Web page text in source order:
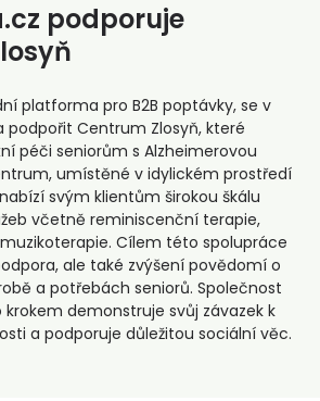
podporuje
platforma pro B2B poptávky, se v
podpořit Centrum Zlosyň, které
péči seniorům s Alzheimerovou
umístěné v idylickém prostředí
svým klientům širokou škálu
včetně reminiscenční terapie,
Cílem této spolupráce
ale také zvýšení povědomí o
a potřebách seniorů. Společnost
krokem demonstruje svůj závazek k
a podporuje důležitou sociální věc.